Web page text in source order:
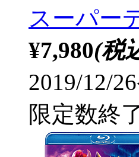
スーパー
¥7,980(税
2019/12/
限定数終